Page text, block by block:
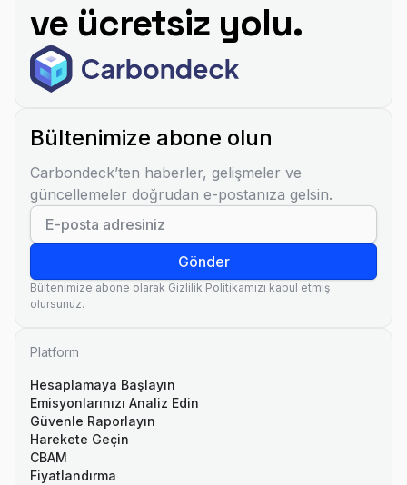
ve ücretsiz yolu.
Bültenimize abone olun
Carbondeck’ten haberler, gelişmeler ve
güncellemeler doğrudan e-postanıza gelsin.
Gönder
Bültenimize abone olarak Gizlilik Politikamızı kabul etmiş
olursunuz.
Platform
Hesaplamaya Başlayın
Emisyonlarınızı Analiz Edin
Güvenle Raporlayın
Harekete Geçin
CBAM
Fiyatlandırma